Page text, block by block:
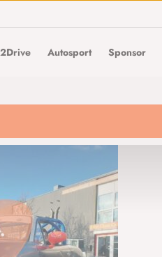
Autosport Sponsor